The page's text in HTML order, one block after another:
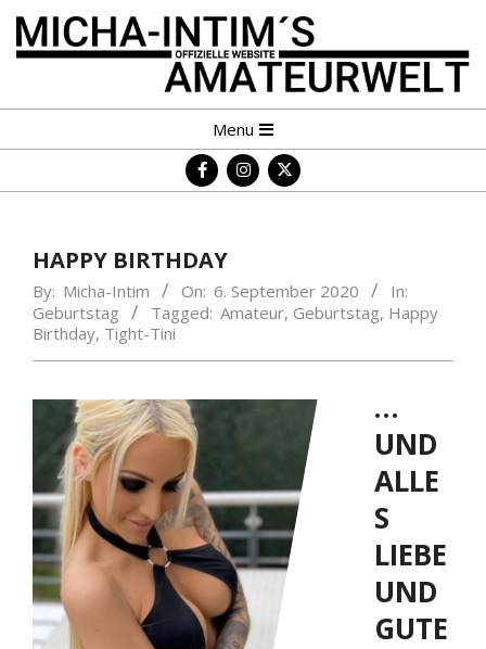
Skip
MICHA-
INTIM
´S
Navigation
Menu
HAPPY BIRTHDAY
By: Micha-Intim On: 6. September 2020
In:
Geburtstag
Tagged: Amateur, Geburtstag, Happy
Birthday, Tight-Tini
…
UND
ALLE
S
LIEBE
UND
GUTE